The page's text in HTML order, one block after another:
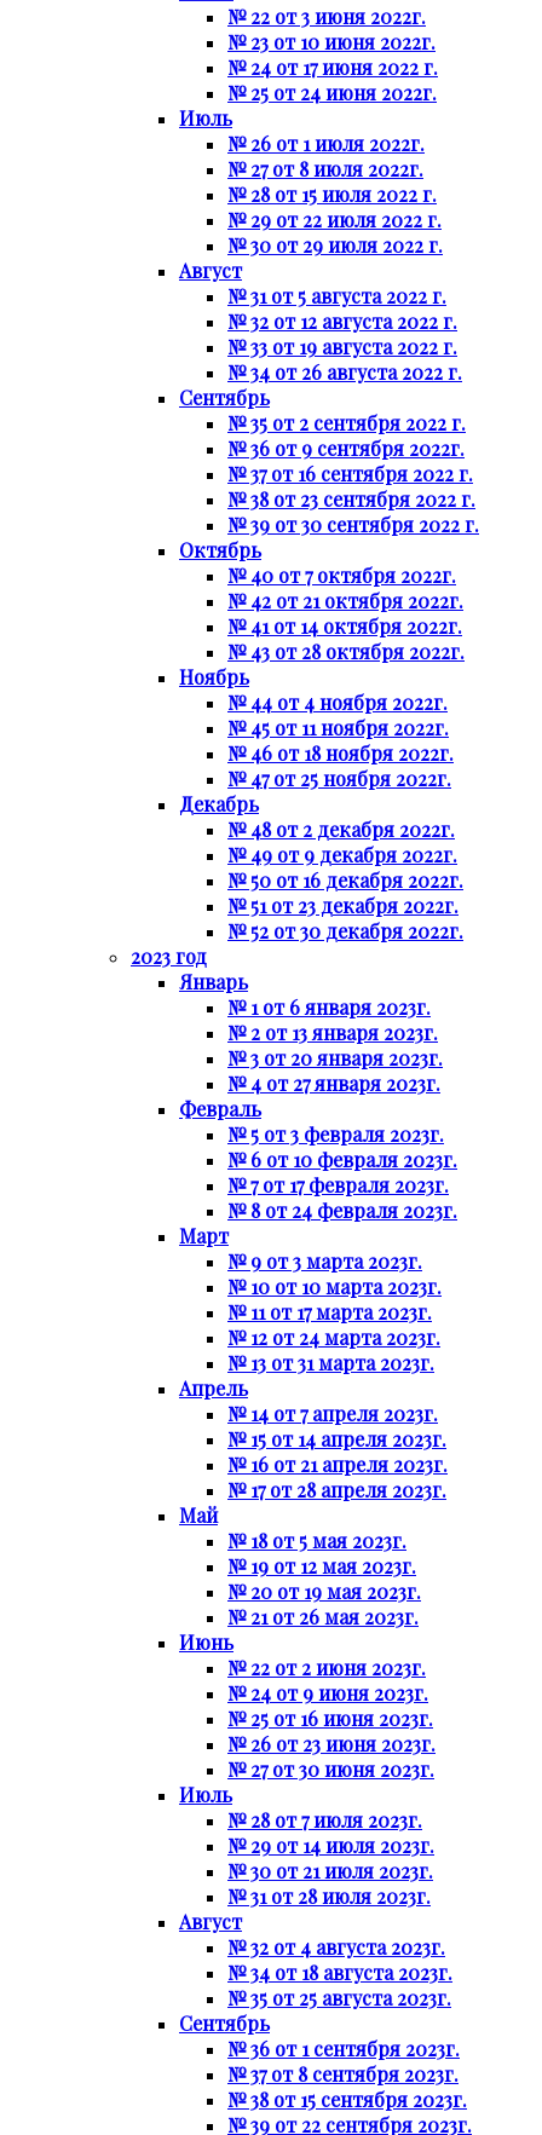
№ 22 от 3 июня 2022г.
№ 23 от 10 июня 2022г.
№ 24 от 17 июня 2022 г.
№ 25 от 24 июня 2022г.
Июль
№ 26 от 1 июля 2022г.
№ 27 от 8 июля 2022г.
№ 28 от 15 июля 2022 г.
№ 29 от 22 июля 2022 г.
№ 30 от 29 июля 2022 г.
Август
№ 31 от 5 августа 2022 г.
№ 32 от 12 августа 2022 г.
№ 33 от 19 августа 2022 г.
№ 34 от 26 августа 2022 г.
Сентябрь
№ 35 от 2 сентября 2022 г.
№ 36 от 9 сентября 2022г.
№ 37 от 16 сентября 2022 г.
№ 38 от 23 сентября 2022 г.
№ 39 от 30 сентября 2022 г.
Октябрь
№ 40 от 7 октября 2022г.
№ 42 от 21 октября 2022г.
№ 41 от 14 октября 2022г.
№ 43 от 28 октября 2022г.
Ноябрь
№ 44 от 4 ноября 2022г.
№ 45 от 11 ноября 2022г.
№ 46 от 18 ноября 2022г.
№ 47 от 25 ноября 2022г.
Декабрь
№ 48 от 2 декабря 2022г.
№ 49 от 9 декабря 2022г.
№ 50 от 16 декабря 2022г.
№ 51 от 23 декабря 2022г.
№ 52 от 30 декабря 2022г.
2023 год
Январь
№ 1 от 6 января 2023г.
№ 2 от 13 января 2023г.
№ 3 от 20 января 2023г.
№ 4 от 27 января 2023г.
Февраль
№ 5 от 3 февраля 2023г.
№ 6 от 10 февраля 2023г.
№ 7 от 17 февраля 2023г.
№ 8 от 24 февраля 2023г.
Март
№ 9 от 3 марта 2023г.
№ 10 от 10 марта 2023г.
№ 11 от 17 марта 2023г.
№ 12 от 24 марта 2023г.
№ 13 от 31 марта 2023г.
Апрель
№ 14 от 7 апреля 2023г.
№ 15 от 14 апреля 2023г.
№ 16 от 21 апреля 2023г.
№ 17 от 28 апреля 2023г.
Май
№ 18 от 5 мая 2023г.
№ 19 от 12 мая 2023г.
№ 20 от 19 мая 2023г.
№ 21 от 26 мая 2023г.
Июнь
№ 22 от 2 июня 2023г.
№ 24 от 9 июня 2023г.
№ 25 от 16 июня 2023г.
№ 26 от 23 июня 2023г.
№ 27 от 30 июня 2023г.
Июль
№ 28 от 7 июля 2023г.
№ 29 от 14 июля 2023г.
№ 30 от 21 июля 2023г.
№ 31 от 28 июля 2023г.
Август
№ 32 от 4 августа 2023г.
№ 34 от 18 августа 2023г.
№ 35 от 25 августа 2023г.
Сентябрь
№ 36 от 1 сентября 2023г.
№ 37 от 8 сентября 2023г.
№ 38 от 15 сентября 2023г.
№ 39 от 22 сентября 2023г.